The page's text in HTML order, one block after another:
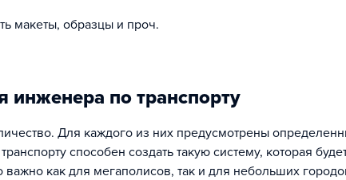
макеты, образцы и проч.
инженера по транспорту
Для каждого из них предусмотрены
способен создать такую систему, которая
как для мегаполисов, так и для небольших